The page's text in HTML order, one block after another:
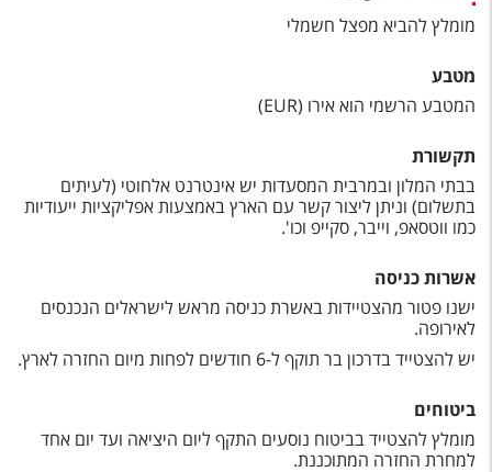
שירות לקוחות
תקנון
עקבו אחרינו
מומלץ להביא מפצל חשמלי
מטבע
המטבע הרשמי הוא אירו (EUR
)
תקשורת
בבתי המלון ובמרבית המסעדות יש אינטרנט אלחוטי (לעיתים
בתשלום) וניתן ליצור קשר עם הארץ באמצעות אפליקציות ייעודיות
כמו ווטסאפ, וייבר, סקייפ וכו'.
אשרות כניסה
ישנו פטור מהצטיידות באשרת כניסה מראש לישראלים הנכנסים
לאירופה.
יש להצטייד בדרכון בר תוקף ל-6 חודשים לפחות מיום החזרה לארץ.
ביטוחים
מומלץ להצטייד בביטוח נוסעים התקף ליום היציאה ועד יום אחד
למחרת החזרה המתוכננת.